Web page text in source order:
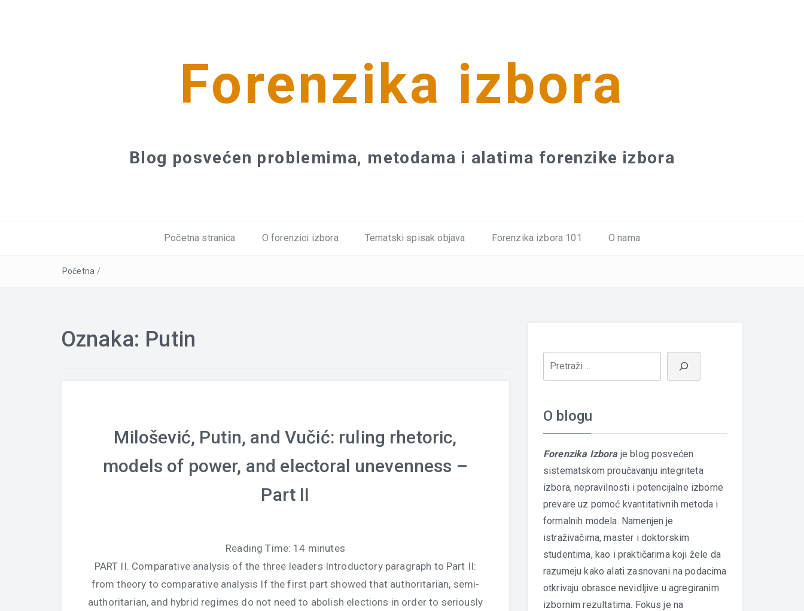
Forenzika izbora
Blog posvećen problemima, metodama i alatima forenzike izbora
Početna stranica O forenzici izbora Tematski spisak objava Forenzika izbora 101 O nama
Početna /
Oznaka: Putin
Milošević, Putin, and Vučić: ruling rhetoric,
models of power, and electoral unevenness –
Part II
Reading Time: 14 minutes
PART II. Comparative analysis of the three leaders Introductory paragraph to Part II:
from theory to comparative analysis If the first part showed that authoritarian, semi-
authoritarian, and hybrid regimes do not need to abolish elections in order to seriously
O blogu
Forenzika Izboraje blog posvećen
sistematskom proučavanju integriteta
izbora, nepravilnosti i potencijalne izborne
prevare uz pomoć kvantitativnih metoda i
formalnih modela. Namenjen je
istraživačima, master i doktorskim
studentima, kao i praktičarima koji žele da
razumeju kako alati zasnovani na podacima
otkrivaju obrasce nevidljive u agregiranim
izbornim rezultatima. Fokus je na